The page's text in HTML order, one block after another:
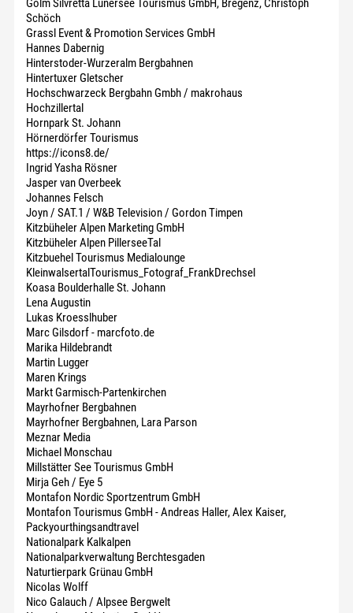
Golm Silvretta Lünersee Tourismus GmbH, Bregenz, Christoph
Schöch
Grassl Event & Promotion Services GmbH
Hannes Dabernig
Hinterstoder-Wurzeralm Bergbahnen
Hintertuxer Gletscher
Hochschwarzeck Bergbahn Gmbh / makrohaus
Hochzillertal
Hornpark St. Johann
Hörnerdörfer Tourismus
https://icons8.de/
Ingrid Yasha Rösner
Jasper van Overbeek
Johannes Felsch
Joyn / SAT.1 / W&B Television / Gordon Timpen
Kitzbüheler Alpen Marketing GmbH
Kitzbüheler Alpen PillerseeTal
Kitzbuehel Tourismus Medialounge
KleinwalsertalTourismus_Fotograf_FrankDrechsel
Koasa Boulderhalle St. Johann
Lena Augustin
Lukas Kroesslhuber
Marc Gilsdorf - marcfoto.de
Marika Hildebrandt
Martin Lugger
Maren Krings
Markt Garmisch-Partenkirchen
Mayrhofner Bergbahnen
Mayrhofner Bergbahnen, Lara Parson
Meznar Media
Michael Monschau
Millstätter See Tourismus GmbH
Mirja Geh / Eye 5
Montafon Nordic Sportzentrum GmbH
Montafon Tourismus GmbH - Andreas Haller, Alex Kaiser,
Packyourthingsandtravel
Nationalpark Kalkalpen
Nationalparkverwaltung Berchtesgaden
Naturtierpark Grünau GmbH
Nicolas Wolff
Nico Galauch / Alpsee Bergwelt